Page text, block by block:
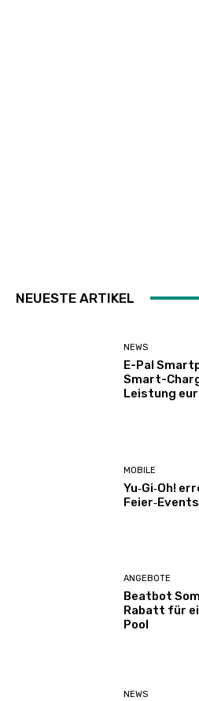
NEUESTE ARTIKEL
NEWS
E-Pal
Smart-
Leistung
MOBILE
Yu‑Gi‑Oh!
ANGEBOTE
Beatbot
Rabatt für
Pool
NEWS